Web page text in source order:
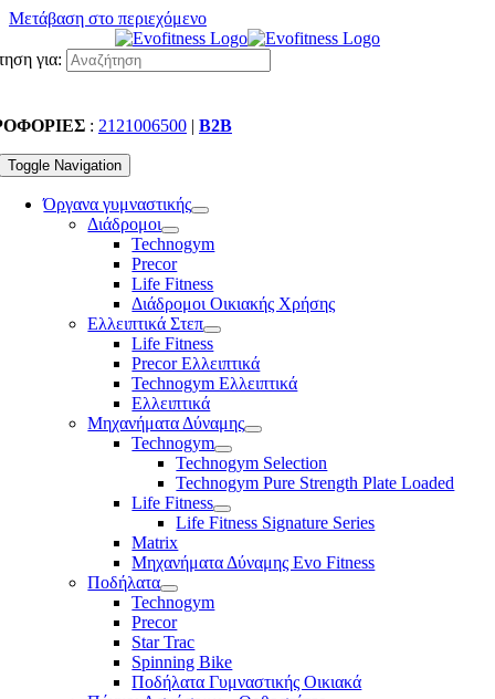
Μετάβαση στο περιεχόμενο
για:
: 2121006500 | B2B
Toggle Navigation
Όργανα γυμναστικής
Διάδρομοι
Technogym
Precor
Life Fitness
Διάδρομοι Οικιακής Χρήσης
Ελλειπτικά Στεπ
Life Fitness
Precor Ελλειπτικά
Technogym Ελλειπτικά
Ελλειπτικά
Μηχανήματα Δύναμης
Technogym
Technogym Selection
Technogym Pure Strength Plate Loaded
Life Fitness
Life Fitness Signature Series
Matrix
Μηχανήματα Δύναμης Evo Fitness
Ποδήλατα
Technogym
Precor
Star Trac
Spinning Bike
Ποδήλατα Γυμναστικής Οικιακά